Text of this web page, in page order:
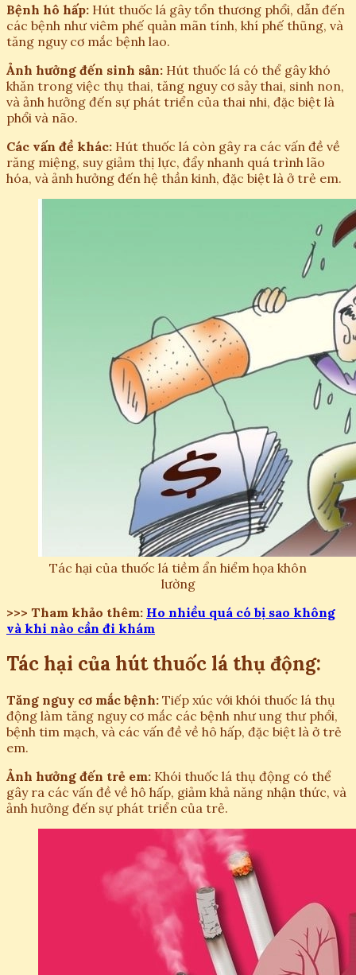
Bệnh hô hấp: Hút thuốc lá gây tổn thương phổi, dẫn đến
các bệnh như viêm phế quản mãn tính, khí phế thũng, và
tăng nguy cơ mắc bệnh lao.
Ảnh hưởng đến sinh sản: Hút thuốc lá có thể gây khó
khăn trong việc thụ thai, tăng nguy cơ sảy thai, sinh non,
và ảnh hưởng đến sự phát triển của thai nhi, đặc biệt là
phổi và não.
Các vấn đề khác: Hút thuốc lá còn gây ra các vấn đề về
răng miệng, suy giảm thị lực, đẩy nhanh quá trình lão
hóa, và ảnh hưởng đến hệ thần kinh, đặc biệt là ở trẻ em.
Tác hại của thuốc lá tiềm ẩn hiểm họa khôn
lường
>>> Tham khảo thêm: Ho nhiều quá có bị sao không
và khi nào cần đi khám
Tác hại của hút thuốc lá thụ động:
Tăng nguy cơ mắc bệnh: Tiếp xúc với khói thuốc lá thụ
động làm tăng nguy cơ mắc các bệnh như ung thư phổi,
bệnh tim mạch, và các vấn đề về hô hấp, đặc biệt là ở trẻ
em.
Ảnh hưởng đến trẻ em: Khói thuốc lá thụ động có thể
gây ra các vấn đề về hô hấp, giảm khả năng nhận thức, và
ảnh hưởng đến sự phát triển của trẻ.